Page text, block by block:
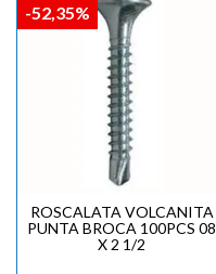
ROSCALATA VOLCANITA
PUNTA BROCA 100PCS 08
X 2 1/2
-52,35%